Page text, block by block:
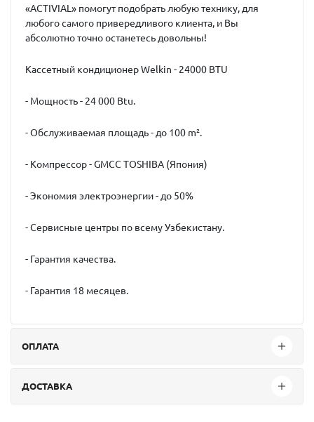
«ACTIVIAL» помогут подобрать любую технику, для
любого самого привередливого клиента, и Вы
абсолютно точно останетесь довольны!
Кассетный кондиционер Welkin - 24000 BTU
- Мощность - 24 000 Btu.
- Обслуживаемая площадь - до 100 m².
- Компрессор - GMCC TOSHIBA (Япония)
- Экономия электроэнергии - до 50%
- Сервисные центры по всему Узбекистану.
- Гарантия качества.
- Гарантия 18 месяцев.
ОПЛАТА
ДОСТАВКА